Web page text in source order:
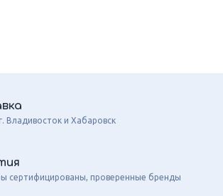
Владивосток и Хабаровск
сертифицированы, проверенные бренды